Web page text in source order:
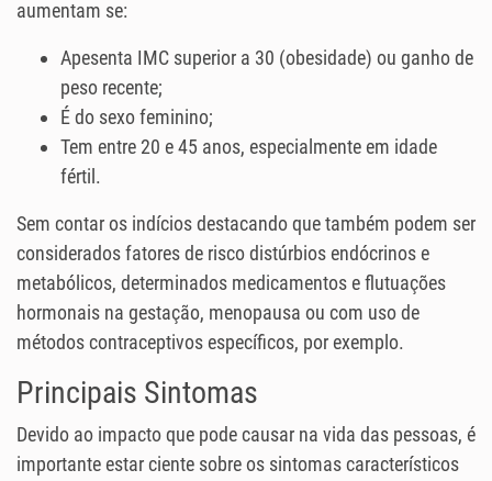
aumentam se:
Apesenta IMC superior a 30 (obesidade) ou ganho de
peso recente;
É do sexo feminino;
Tem entre 20 e 45 anos, especialmente em idade
fértil.
Sem contar os indícios destacando que também podem ser
considerados fatores de risco distúrbios endócrinos e
metabólicos, determinados medicamentos e flutuações
hormonais na gestação, menopausa ou com uso de
métodos contraceptivos específicos, por exemplo.
Principais Sintomas
Devido ao impacto que pode causar na vida das pessoas, é
importante estar ciente sobre os sintomas característicos